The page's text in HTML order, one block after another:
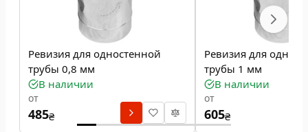
Ревизия для одностенной
трубы 0,8 мм
В наличии
от
485₴
Ревизия для
трубы 1 мм
В наличии
от
605₴